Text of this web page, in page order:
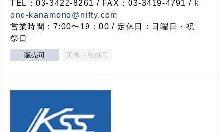
TEL：03-3422-8261 / FAX：03-3419-4791 / k
ono-kanamono@nifty.com
営業時間：7:00〜19：00 / 定休日：日曜日・祝
祭日
販売可 工事・取付可